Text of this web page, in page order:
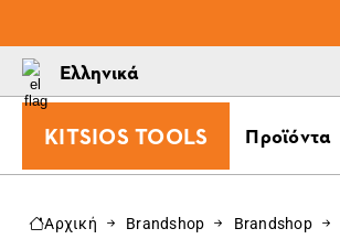
Ελληνικά
KITSIOS TOOLS Προϊόντα
Αρχική Brandshop Brandshop